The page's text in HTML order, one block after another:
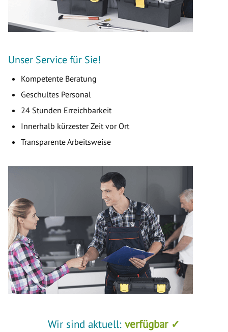
Unser Service für Sie!
Kompetente Beratung
Geschultes Personal
24 Stunden Erreichbarkeit
Innerhalb kürzester Zeit vor Ort
Transparente Arbeitsweise
Wir sind aktuell: verfügbar ✓